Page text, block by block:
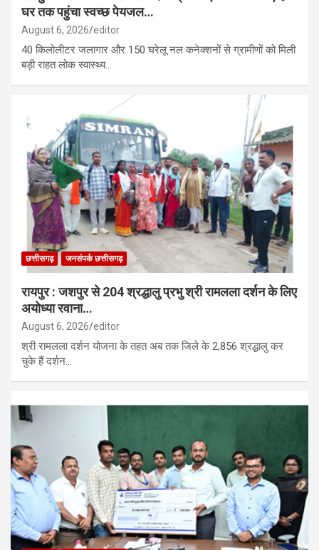
घर तक पहुंचा स्वच्छ पेयजल…
August 6, 2026 editor
40 किलोलीटर जलागार और 150 घरेलू नल कनेक्शनों से ग्रामीणों को मिली
बड़ी राहत लोक स्वास्थ्य…
छत्तीसगढ़ जनसंपर्क छत्तीसगढ़
रायपुर : जशपुर से 204 श्रद्धालु प्रभु श्री रामलला दर्शन के लिए
अयोध्या रवाना…
August 6, 2026 editor
श्री रामलला दर्शन योजना के तहत अब तक जिले के 2,856 श्रद्धालु कर
चुके हैं दर्शन…